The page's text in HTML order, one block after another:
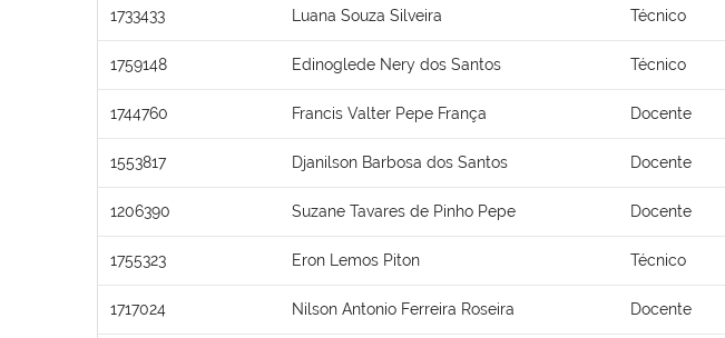
1733433 Luana Souza Silveira Técnico
1759148 Edinoglede Nery dos Santos Técnico
1744760 Francis Valter Pepe França Docente
1553817 Djanilson Barbosa dos Santos Docente
1206390 Suzane Tavares de Pinho Pepe Docente
1755323 Eron Lemos Piton Técnico
1717024 Nilson Antonio Ferreira Roseira Docente